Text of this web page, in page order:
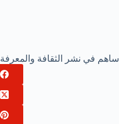
ساهم في نشر الثقافة والمعرفة